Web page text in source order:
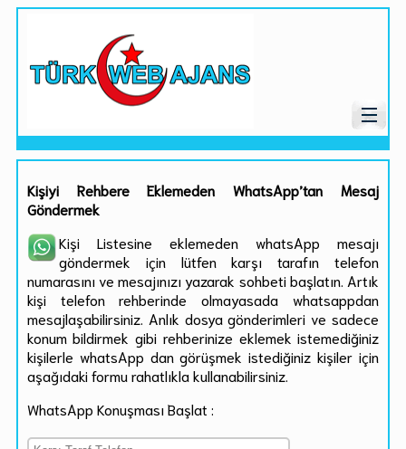
Kişiyi Rehbere Eklemeden WhatsApp’tan Mesaj
Göndermek
Kişi Listesine eklemeden whatsApp mesajı
göndermek için lütfen karşı tarafın telefon
numarasını ve mesajınızı yazarak sohbeti başlatın. Artık
kişi telefon rehberinde olmayasada whatsappdan
mesajlaşabilirsiniz. Anlık dosya gönderimleri ve sadece
konum bildirmek gibi rehberinize eklemek istemediğiniz
kişilerle whatsApp dan görüşmek istediğiniz kişiler için
aşağıdaki formu rahatlıkla kullanabilirsiniz.
WhatsApp Konuşması Başlat :